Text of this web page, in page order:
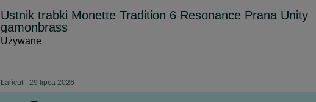
Ustnik trabki Monette Tradition 6 Resonance Prana Unity
gamonbrass
Używane
Łańcut - 29 lipca 2026